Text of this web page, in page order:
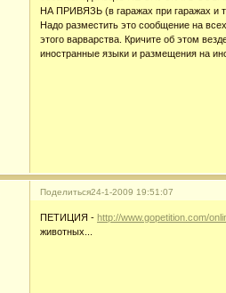
НА ПРИВЯЗЬ (в гаражах при гаражах и
Надо разместить это сообщение на
этого варварства. Кричите об этом
иностранные языки и размещения на
Поделиться24-1-2009 19:51:07
ПЕТИЦИЯ - http://www.gopetition.com/
животных...